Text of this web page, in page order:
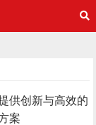
供创新与高效的
案